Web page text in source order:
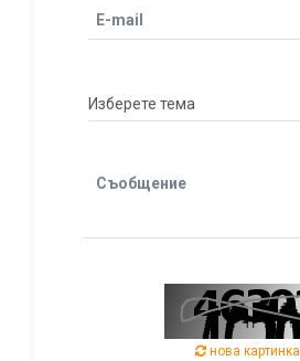
E-mail
Съобщение
нова картинка